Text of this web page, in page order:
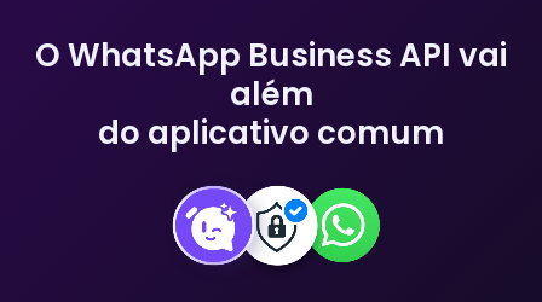
O WhatsApp Business API vai
além
do aplicativo comum